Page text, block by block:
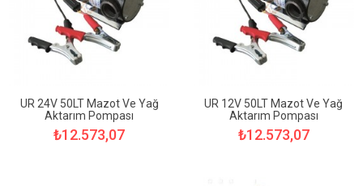
UR 24V 50LT Mazot Ve Yağ
Aktarım Pompası
₺12.573,07
UR 12V 50LT Mazot Ve Yağ
Aktarım Pompası
₺12.573,07